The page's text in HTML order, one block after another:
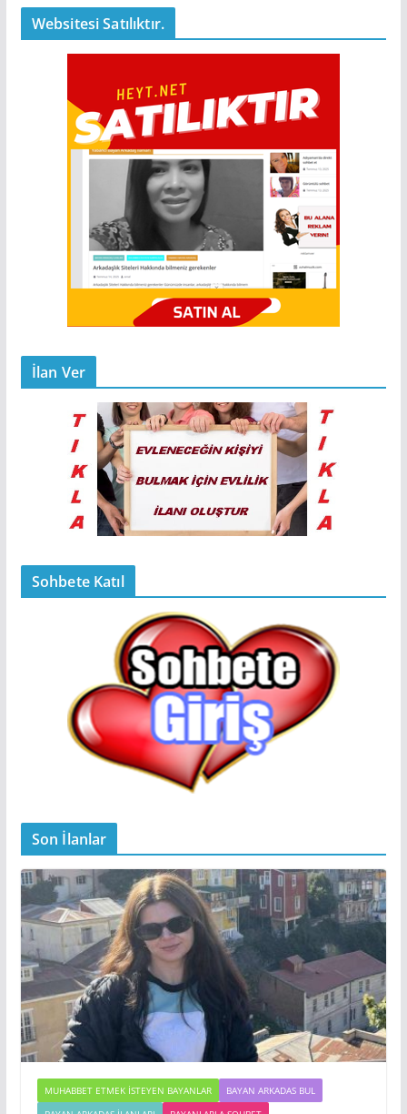
Websitesi Satılıktır.
İlan Ver
Sohbete Katıl
Son İlanlar
MUHABBET ETMEK İSTEYEN BAYANLAR
BAYAN ARKADAS BUL